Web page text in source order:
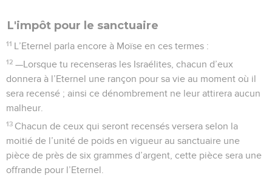
L'impôt pour le sanctuaire
11 L’Eternel parla encore à Moïse en ces termes :
12 —Lorsque tu recenseras les Israélites, chacun d’eux
donnera à l’Eternel une rançon pour sa vie au moment où il
sera recensé ; ainsi ce dénombrement ne leur attirera aucun
malheur.
13 Chacun de ceux qui seront recensés versera selon la
moitié de l’unité de poids en vigueur au sanctuaire une
pièce de près de six grammes d’argent, cette pièce sera une
offrande pour l’Eternel.